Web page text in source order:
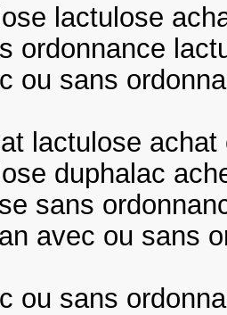
lactulose
ordonnance
ou sans
lactulose achat
duphalac
sans
avec ou sans
ou sans